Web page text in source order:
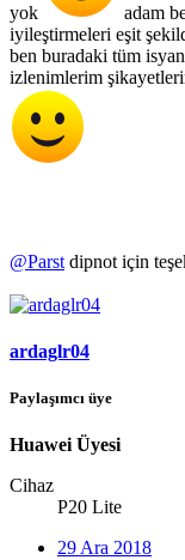
yok
adam
iyileştirmeleri eşit
ben buradaki tüm
izlenimlerim
@Parst dipnot için
ardaglr04
Paylaşımcı üye
Huawei Üyesi
Cihaz
P20 Lite
29 Ara 2018